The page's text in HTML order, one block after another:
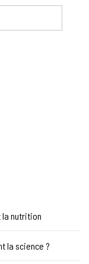
nutrition
la science ?